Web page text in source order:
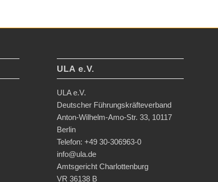
ULA e.V.
ULA e.V.
Deutscher Führungskräfteverband
Anton-Wilhelm-Amo-Str. 33, 10117
Berlin
Telefon: +49 30-306963-0
info@ula.de
Amtsgericht Charlottenburg
VR 36138 B